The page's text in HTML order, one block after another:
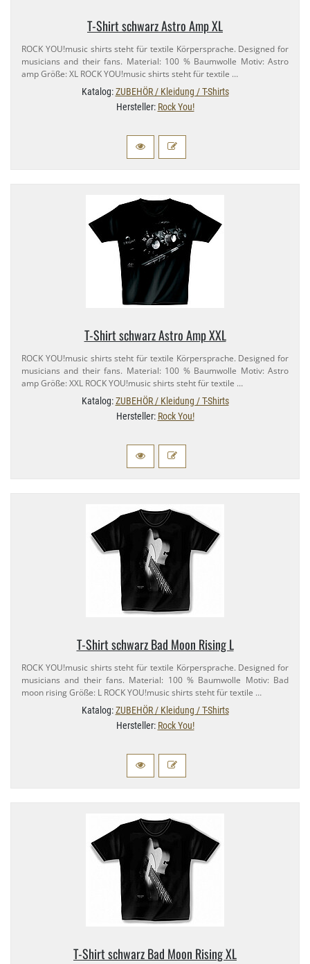
T-​Shirt schwarz Astro Amp XL
ROCK YOU!music shirts steht für textile Körpersprache. Designed for
musicians and their fans. Material: 100 % Baumwolle Motiv: Astro
amp Größe: XL ROCK YOU!music shirts steht für textile …
Katalog:ZUBEHÖR / Kleidung / T-Shirts
Hersteller: Rock You!
T-​Shirt schwarz Astro Amp XXL
ROCK YOU!music shirts steht für textile Körpersprache. Designed for
musicians and their fans. Material: 100 % Baumwolle Motiv: Astro
amp Größe: XXL ROCK YOU!music shirts steht für textile …
Katalog:ZUBEHÖR / Kleidung / T-Shirts
Hersteller: Rock You!
T-​Shirt schwarz Bad Moon Rising L
ROCK YOU!music shirts steht für textile Körpersprache. Designed for
musicians and their fans. Material: 100 % Baumwolle Motiv: Bad
moon rising Größe: L ROCK YOU!music shirts steht für textile …
Katalog:ZUBEHÖR / Kleidung / T-Shirts
Hersteller: Rock You!
T-​Shirt schwarz Bad Moon Rising XL